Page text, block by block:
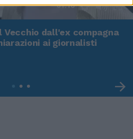
01:16
Vecchio dall'ex compagna
ai giornalisti